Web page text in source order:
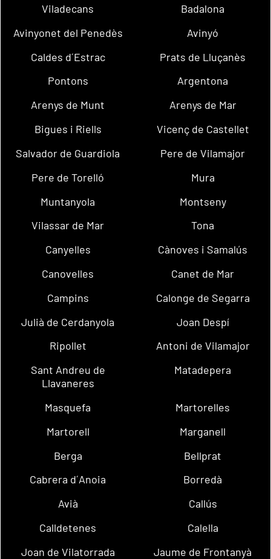
Viladecans
Badalona
Avinyonet del Penedès
Avinyó
Caldes d´Estrac
Prats de Lluçanès
Pontons
Argentona
Arenys de Munt
Arenys de Mar
Bigues i Riells
Vicenç de Castellet
Salvador de Guardiola
Pere de Vilamajor
Pere de Torelló
Mura
Muntanyola
Montseny
Vilassar de Mar
Tona
Canyelles
Cànoves i Samalús
Canovelles
Canet de Mar
Campins
Calonge de Segarra
Julià de Cerdanyola
Joan Despí
Ripollet
Antoni de Vilamajor
Sant Andreu de
Llavaneres
Matadepera
Masquefa
Martorelles
Martorell
Marganell
Berga
Bellprat
Cabrera d´Anoia
Borredà
Avià
Callús
Calldetenes
Calella
Joan de Vilatorrada
Jaume de Frontanyà